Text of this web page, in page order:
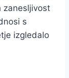
zanesljivost
s
izgledalo